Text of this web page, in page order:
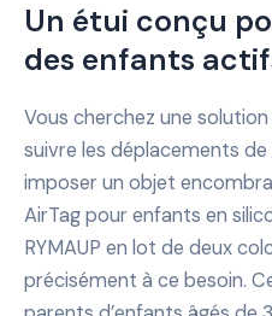
Un étui conçu
des enfants
Vous cherchez une
suivre les déplacements
imposer un objet
AirTag pour enfants en
RYMAUP en lot de deux
précisément à ce besoin.